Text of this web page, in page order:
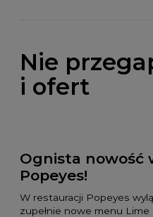
Nie
i ofert
Ognista nowość
Popeyes!
W restauracji Popeyes
zupełnie nowe menu Lime